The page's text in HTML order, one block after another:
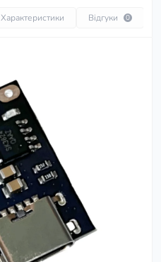
Характеристики Відгуки 0